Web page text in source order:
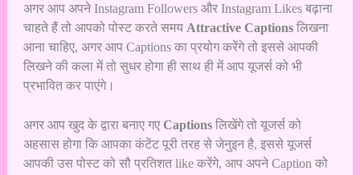
अगर आप अपने Instagram Followers और Instagram Likes बढ़ाना
चाहते हैं तो आपको पोस्ट करते समय Attractive Captionsलिखना
आना चाहिए, अगर आप Captions का प्रयोग करेंगे तो इससे आपकी
लिखने की कला में तो सुधर होगा ही साथ ही में आप यूजर्स को भी
प्रभावित कर पाएंगे।
अगर आप खुद के द्वारा बनाए गए Captionsलिखेंगे तो यूजर्स को
अहसास होगा कि आपका कंटेंट पूरी तरह से जेनुइन है, इससे यूजर्स
आपकी उस पोस्ट को सौ प्रतिशत like करेंगे, आप अपने Caption को